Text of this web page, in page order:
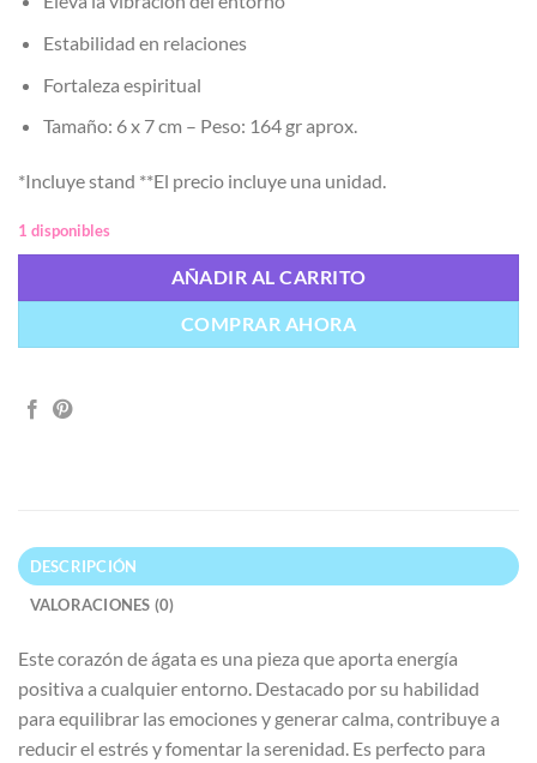
Estabilidad en relaciones
Fortaleza espiritual
Tamaño: 6 x 7 cm – Peso: 164 gr aprox.
*Incluye stand **El precio incluye una unidad.
1 disponibles
AÑADIR AL CARRITO
COMPRAR AHORA
DESCRIPCIÓN
VALORACIONES (0)
Este corazón de ágata es una pieza que aporta energía
positiva a cualquier entorno. Destacado por su habilidad
para equilibrar las emociones y generar calma, contribuye a
reducir el estrés y fomentar la serenidad. Es perfecto para